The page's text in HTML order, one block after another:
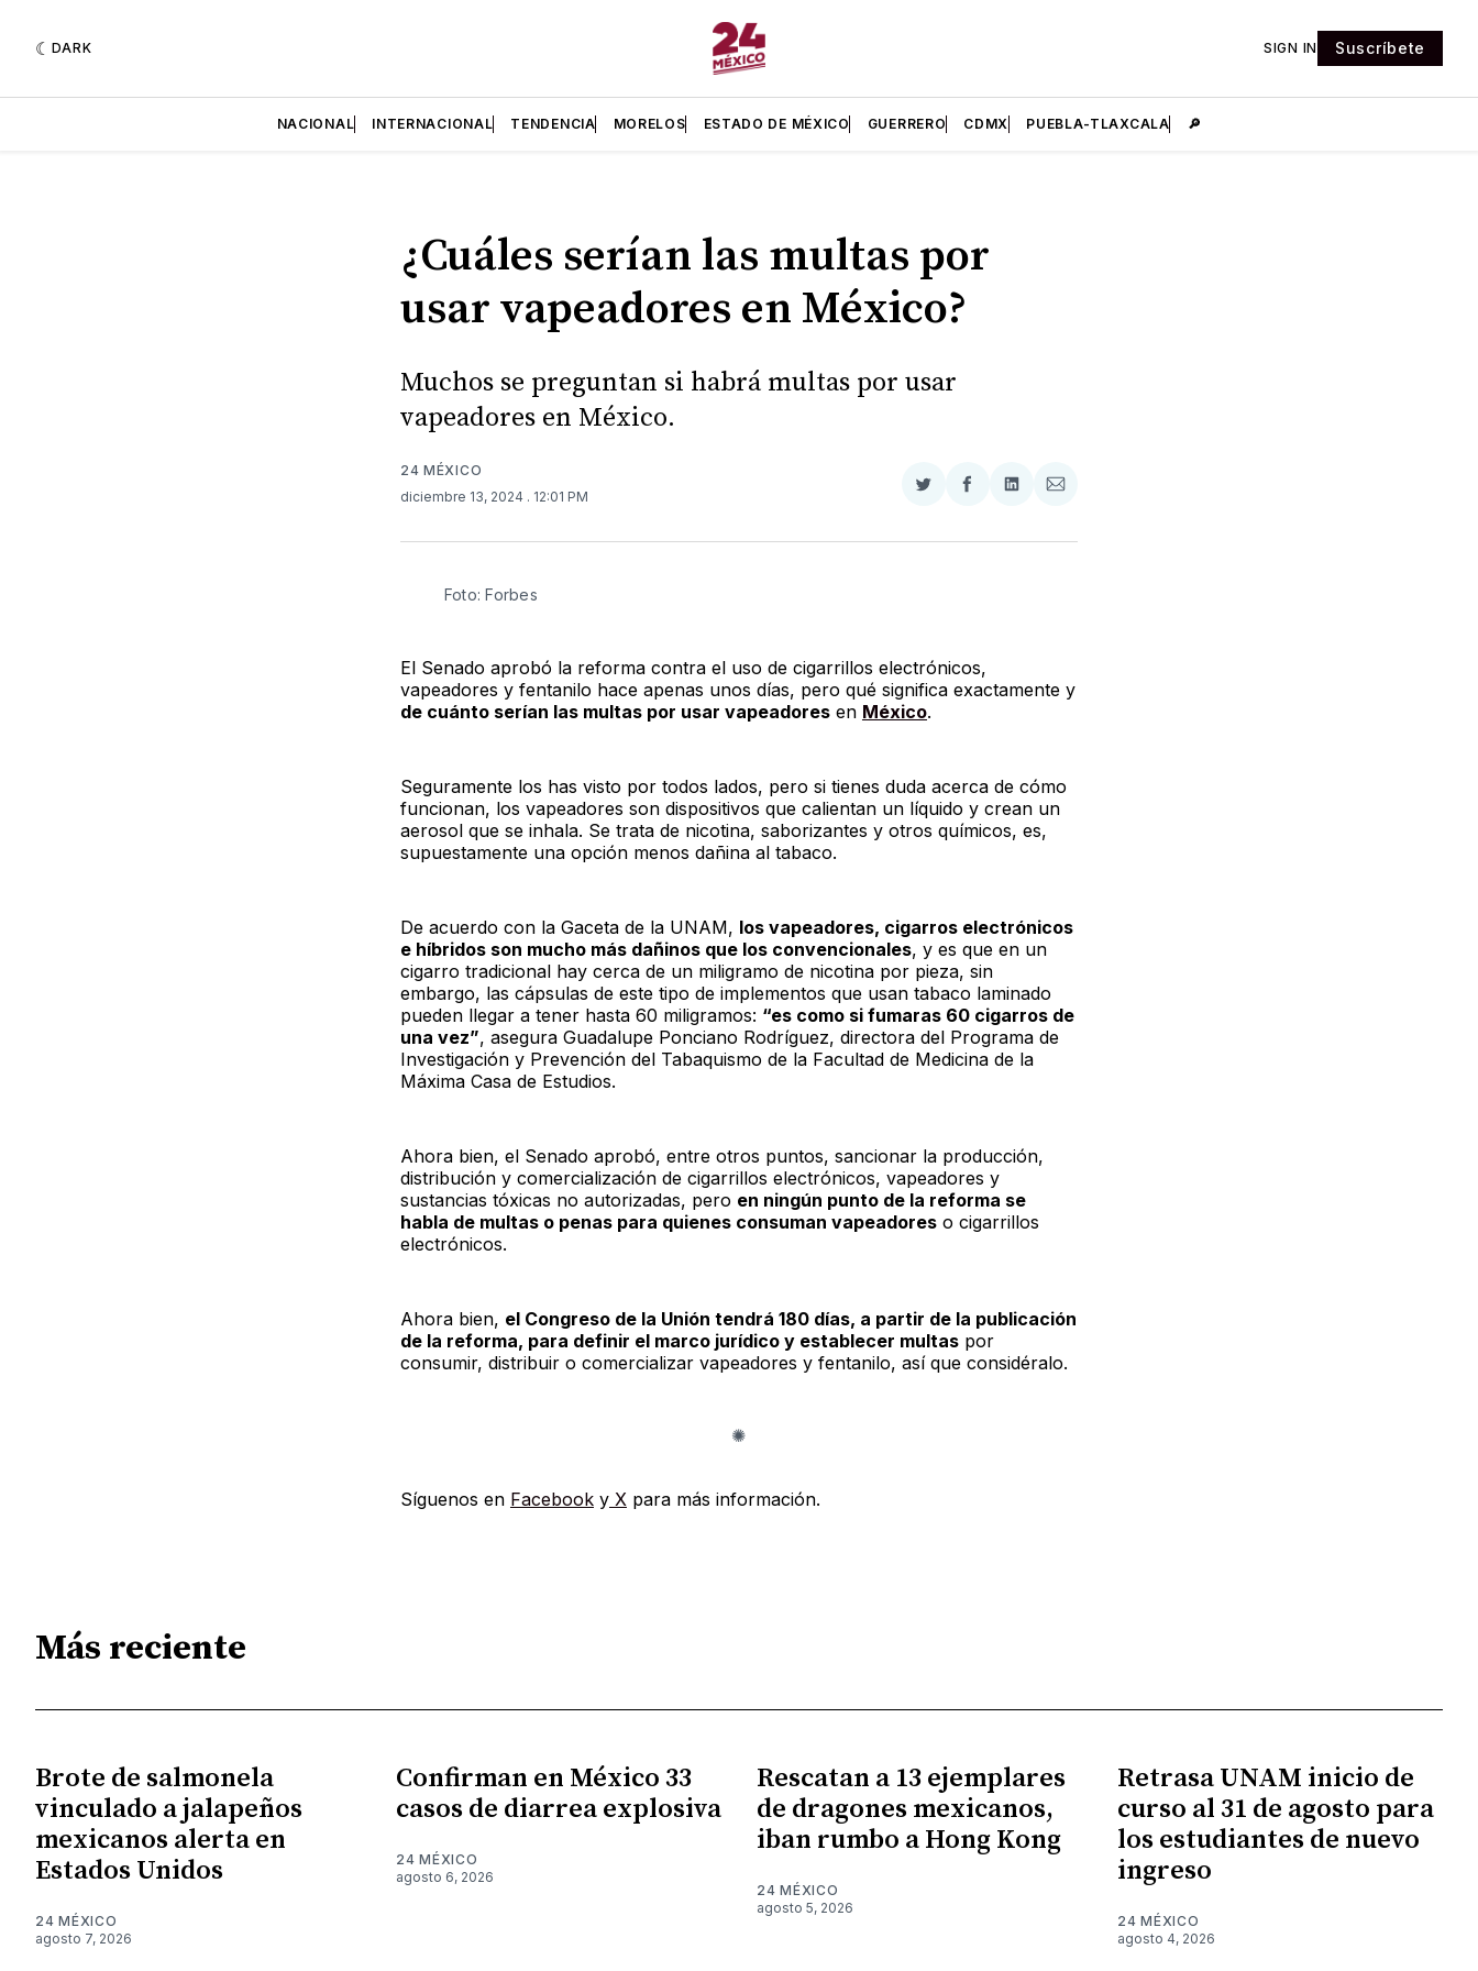
DARK SIGN IN Suscríbete
NACIONAL INTERNACIONAL TENDENCIA MORELOS ESTADO DE MÉXICO GUERRERO CDMX PUEBLA-TLAXCALA 🔎
¿Cuáles serían las multas por
usar vapeadores en México?
Muchos se preguntan si habrá multas por usar
vapeadores en México.
24 MÉXICO
diciembre 13, 2024 . 12:01 PM
Compartir
Twitter
Compartir
Facebook
Compartir
LinkedIn
Compartir
Email
Foto: Forbes
El Senado aprobó la reforma contra el uso de cigarrillos electrónicos,
vapeadores y fentanilo hace apenas unos días, pero qué significa exactamente y
de cuánto serían las multas por usar vapeadoresen México.
Seguramente los has visto por todos lados, pero si tienes duda acerca de cómo
funcionan, los vapeadores son dispositivos que calientan un líquido y crean un
aerosol que se inhala. Se trata de nicotina, saborizantes y otros químicos, es,
supuestamente una opción menos dañina al tabaco.
De acuerdo con la Gaceta de la UNAM, los vapeadores, cigarros electrónicos
e híbridos son mucho más dañinos que los convencionales, y es que en un
cigarro tradicional hay cerca de un miligramo de nicotina por pieza, sin
embargo, las cápsulas de este tipo de implementos que usan tabaco laminado
pueden llegar a tener hasta 60 miligramos: “es como si fumaras 60 cigarros de
una vez”, asegura Guadalupe Ponciano Rodríguez, directora del Programa de
Investigación y Prevención del Tabaquismo de la Facultad de Medicina de la
Máxima Casa de Estudios.
Ahora bien, el Senado aprobó, entre otros puntos, sancionar la producción,
distribución y comercialización de cigarrillos electrónicos, vapeadores y
sustancias tóxicas no autorizadas, pero en ningún punto de la reforma se
habla de multas o penas para quienes consuman vapeadoreso cigarrillos
electrónicos.
Ahora bien, el Congreso de la Unión tendrá 180 días, a partir de la publicación
de la reforma, para definir el marco jurídico y establecer multaspor
consumir, distribuir o comercializar vapeadores y fentanilo, así que considéralo.
Síguenos en FacebookyX para más información.
Más reciente
Brote de salmonela
vinculado a jalapeños
mexicanos alerta en
Estados Unidos
24 MÉXICO
agosto 7, 2026
Confirman en México 33
casos de diarrea explosiva
24 MÉXICO
agosto 6, 2026
Rescatan a 13 ejemplares
de dragones mexicanos,
iban rumbo a Hong Kong
24 MÉXICO
agosto 5, 2026
Retrasa UNAM inicio de
curso al 31 de agosto para
los estudiantes de nuevo
ingreso
24 MÉXICO
agosto 4, 2026